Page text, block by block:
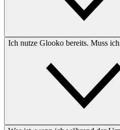
Ich nutze Glooko bereits. Muss